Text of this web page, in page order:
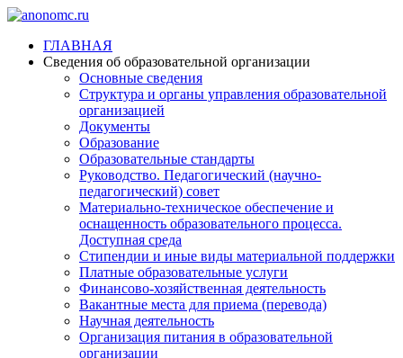
ГЛАВНАЯ
Сведения об образовательной организации
Основные сведения
Структура и органы управления образовательной
организацией
Документы
Образование
Образовательные стандарты
Руководство. Педагогический (научно-
педагогический) совет
Материально-техническое обеспечение и
оснащенность образовательного процесса.
Доступная среда
Стипендии и иные виды материальной поддержки
Платные образовательные услуги
Финансово-хозяйственная деятельность
Вакантные места для приема (перевода)
Научная деятельность
Организация питания в образовательной
организации